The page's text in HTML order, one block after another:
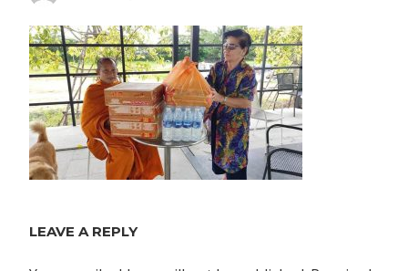
LEAVE A REPLY